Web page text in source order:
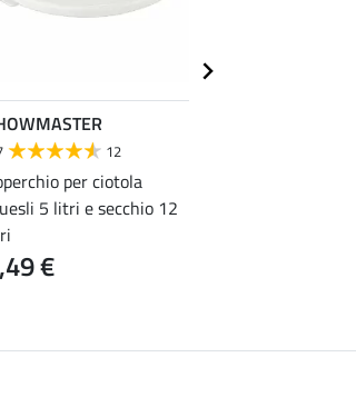
12
per ciotola
5 litri e secchio 12
€